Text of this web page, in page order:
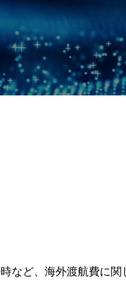
など、海外渡航費に関